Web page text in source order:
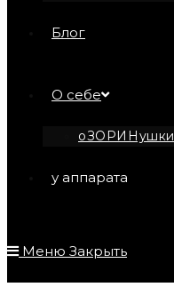
Блог
О себе
оЗОРИНушки
у аппарата
Меню Закрыть